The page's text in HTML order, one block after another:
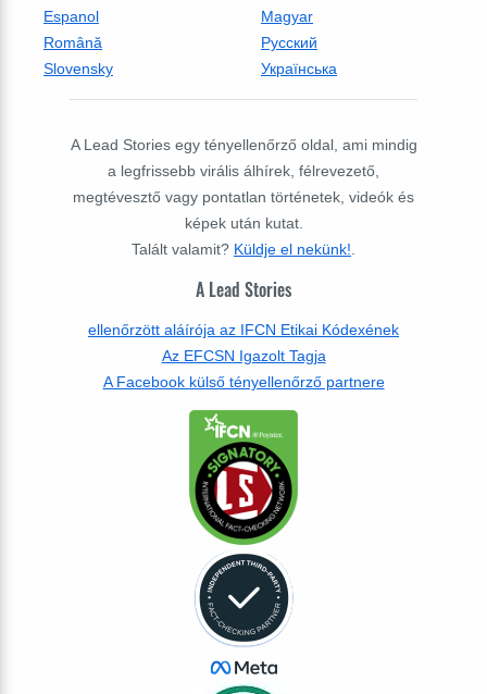
Espanol
Magyar
Română
Русский
Slovensky
Українська
A Lead Stories egy tényellenőrző oldal, ami mindig
a legfrissebb virális álhírek, félrevezető,
megtévesztő vagy pontatlan történetek, videók és
képek után kutat.
Talált valamit? Küldje el nekünk!
A Lead Stories
ellenőrzött aláírója az IFCN Etikai Kódexének
Az EFCSN Igazolt Tagja
A Facebook külső tényellenőrző partnere